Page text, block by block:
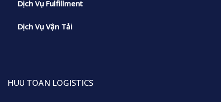
Dịch Vụ Fulfillment
Dịch Vụ Vận Tải
HUU TOAN LOGISTICS